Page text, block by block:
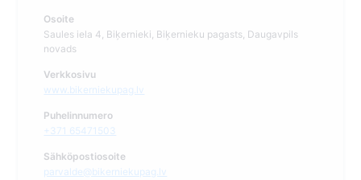
Osoite
Saules iela 4, Biķernieki, Biķernieku pagasts, Daugavpils
novads
Verkkosivu
www.bikerniekupag.lv
Puhelinnumero
+371 65471503
Sähköpostiosoite
parvalde@bikerniekupag.lv